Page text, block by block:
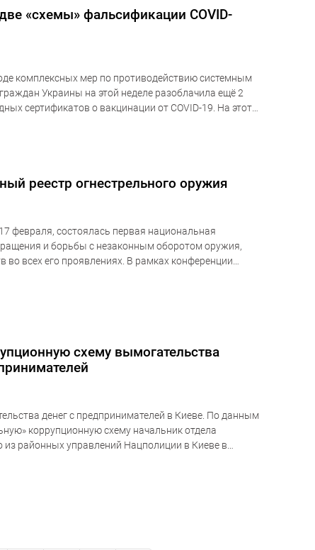
«схемы» фальсификации COVID-
комплексных мер по противодействию системным
Украины на этой неделе разоблачила ещё 2
сертификатов о вакцинации от COVID-19. На этот
реестр огнестрельного оружия
февраля, состоялась первая национальная
и борьбы с незаконным оборотом оружия,
всех его проявлениях. В рамках конференции
схему вымогательства
денег с предпринимателей в Киеве. По данным
коррупционную схему начальник отдела
из районных управлений Нацполиции в Киеве в